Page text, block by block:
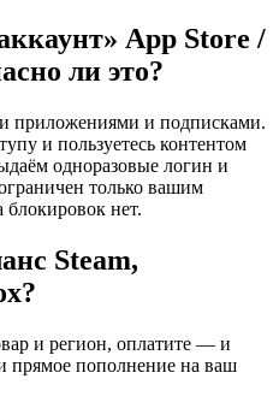
App Store /
ли это?
приложениями и подписками.
и пользуетесь контентом
одноразовые логин и
только вашим
нет.
Steam,
и регион, оплатите — и
прямое пополнение на ваш